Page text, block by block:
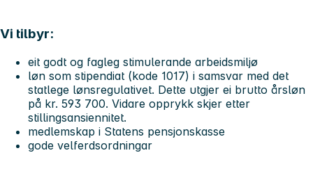
Vi tilbyr:
eit godt og fagleg stimulerande arbeidsmiljø
løn som stipendiat (kode 1017) i samsvar med det
statlege lønsregulativet. Dette utgjer ei brutto årsløn
på kr. 593 700. Vidare opprykk skjer etter
stillingsansiennitet.
medlemskap i Statens pensjonskasse
gode velferdsordningar